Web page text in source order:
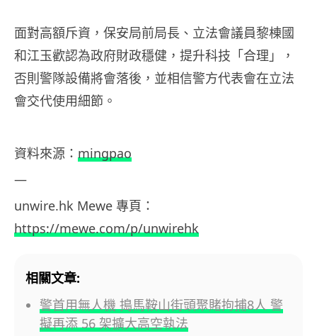
面對高額斥資，保安局前局長、立法會議員黎棟國
和江玉歡認為政府財政穩健，提升科技「合理」，
否則警隊設備將會落後，並相信警方代表會在立法
會交代使用細節。
資料來源： mingpao
—
unwire.hk Mewe 專頁：
https://mewe.com/p/unwirehk
相關文章:
警首用無人機 搗馬鞍山街頭聚賭拘捕8人 警
擬再添 56 架擴大高空執法